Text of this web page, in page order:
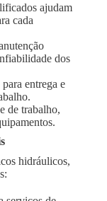
ajudam
cada
dos
entrega e
de trabalho,
hidráulicos,